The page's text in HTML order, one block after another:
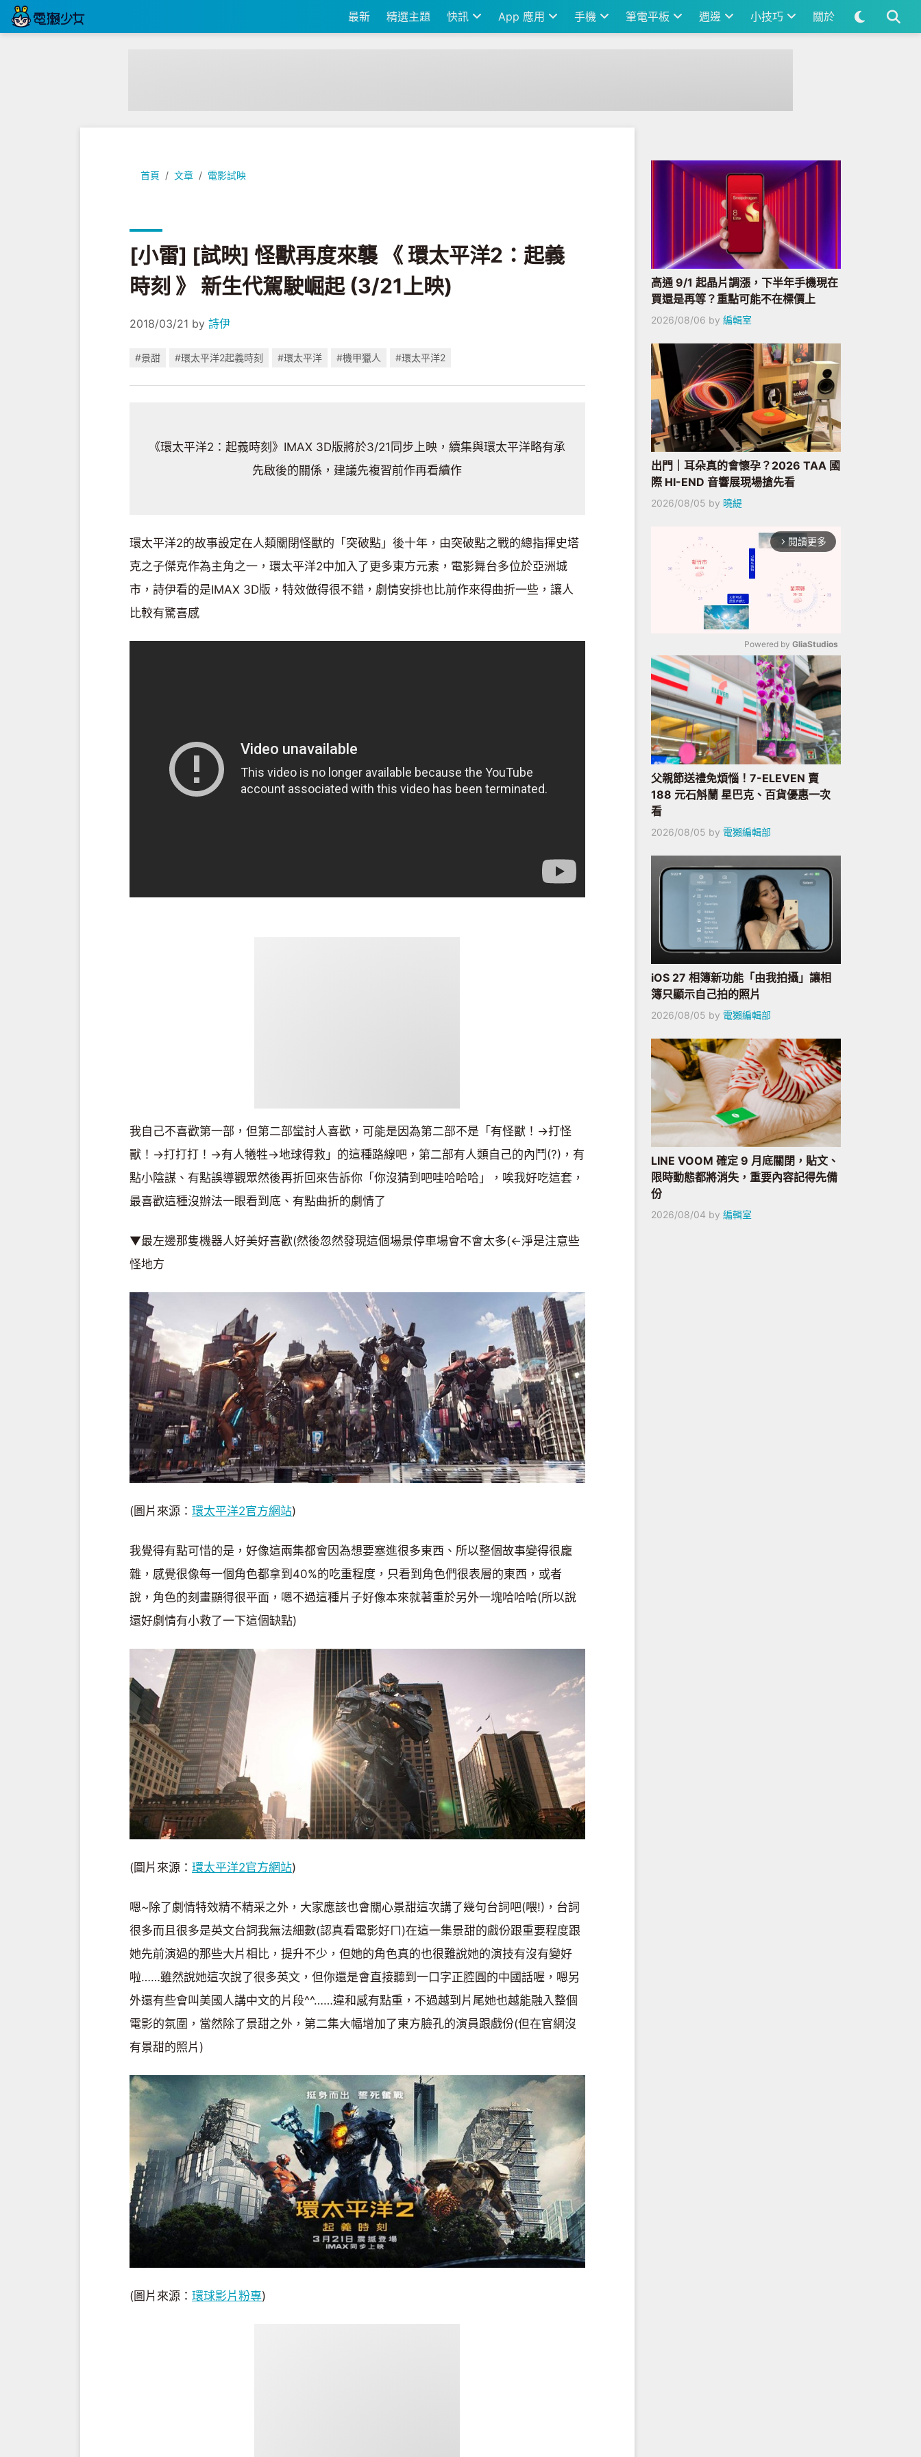
最新 精選主題 快訊 App 應用 手機 筆電平板 週邊 小技巧 關於
首頁 文章 電影試映
[小雷] [試映] 怪獸再度來襲 《 環太平洋2：起義時刻 》 新生代駕駛崛起 (3/21上映)
[小雷] [試映] 怪獸再度來襲 《 環太平洋2：起義
時刻 》 新生代駕駛崛起 (3/21上映)
2018/03/21 by 詩伊
#景甜 #環太平洋2起義時刻 #環太平洋 #機甲獵人 #環太平洋2
《環太平洋2：起義時刻》IMAX 3D版將於3/21同步上映，續集與環太平洋略有承
先啟後的關係，建議先複習前作再看續作
環太平洋2的故事設定在人類關閉怪獸的「突破點」後十年，由突破點之戰的總指揮史塔
克之子傑克作為主角之一，環太平洋2中加入了更多東方元素，電影舞台多位於亞洲城
市，詩伊看的是IMAX 3D版，特效做得很不錯，劇情安排也比前作來得曲折一些，讓人
比較有驚喜感
我自己不喜歡第一部，但第二部蠻討人喜歡，可能是因為第二部不是「有怪獸！→打怪
獸！→打打打！→有人犧牲→地球得救」的這種路線吧，第二部有人類自己的內鬥(?)，有
點小陰謀、有點誤導觀眾然後再折回來告訴你「你沒猜到吧哇哈哈哈」，唉我好吃這套，
最喜歡這種沒辦法一眼看到底、有點曲折的劇情了
▼最左邊那隻機器人好美好喜歡(然後忽然發現這個場景停車場會不會太多(←淨是注意些
怪地方
(圖片來源： 環太平洋2官方網站)
我覺得有點可惜的是，好像這兩集都會因為想要塞進很多東西、所以整個故事變得很龐
雜，感覺很像每一個角色都拿到40%的吃重程度，只看到角色們很表層的東西，或者
說，角色的刻畫顯得很平面，嗯不過這種片子好像本來就著重於另外一塊哈哈哈(所以說
還好劇情有小救了一下這個缺點)
(圖片來源： 環太平洋2官方網站)
嗯~除了劇情特效精不精采之外，大家應該也會關心景甜這次講了幾句台詞吧(喂!)，台詞
很多而且很多是英文台詞我無法細數(認真看電影好ㄇ)在這一集景甜的戲份跟重要程度跟
她先前演過的那些大片相比，提升不少，但她的角色真的也很難說她的演技有沒有變好
啦……雖然說她這次說了很多英文，但你還是會直接聽到一口字正腔圓的中國話喔，嗯另
外還有些會叫美國人講中文的片段^^……違和感有點重，不過越到片尾她也越能融入整個
電影的氛圍，當然除了景甜之外，第二集大幅增加了東方臉孔的演員跟戲份(但在官網沒
有景甜的照片)
(圖片來源： 環球影片粉專)
高通 9/1 起晶片調漲，下半年手機現在
買還是再等？重點可能不在標價上
2026/08/06 by 編輯室
出門｜耳朵真的會懷孕？2026 TAA 國
際 HI-END 音響展現場搶先看
2026/08/05 by 曉緹
arrow_forward_ios 閱讀更多
Mute
Powered by GliaStudios
父親節送禮免煩惱！7-ELEVEN 賣
188 元石斛蘭 星巴克、百貨優惠一次
看
2026/08/05 by 電獺編輯部
iOS 27 相簿新功能「由我拍攝」讓相
簿只顯示自己拍的照片
2026/08/05 by 電獺編輯部
LINE VOOM 確定 9 月底關閉，貼文、
限時動態都將消失，重要內容記得先備
份
2026/08/04 by 編輯室